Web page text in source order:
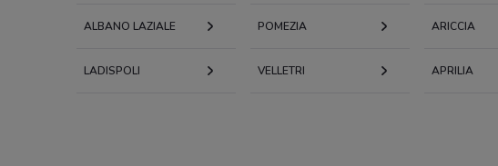
ALBANO LAZIALE POMEZIA ARICCIA
LADISPOLI VELLETRI APRILIA